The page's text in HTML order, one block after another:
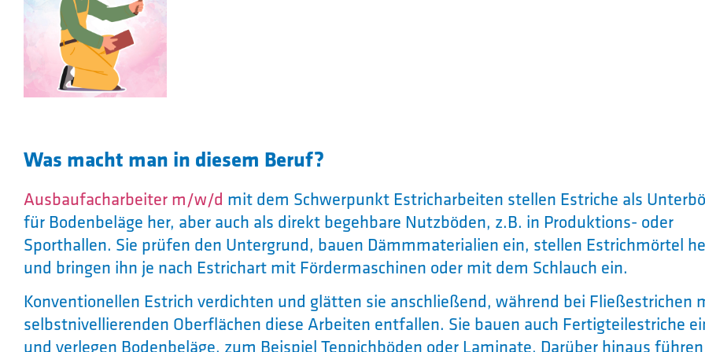
Was macht man in diesem Beruf?
Ausbaufacharbeiter m/w/d mit dem Schwerpunkt Estricharbeiten stellen Estriche als
für Bodenbeläge her, aber auch als direkt begehbare Nutzböden, z.B. in Produktions- oder
Sporthallen. Sie prüfen den Untergrund, bauen Dämmmaterialien ein, stellen Estrichmörtel
und bringen ihn je nach Estrichart mit Fördermaschinen oder mit dem Schlauch ein.
Konventionellen Estrich verdichten und glätten sie anschließend, während bei Fließestrichen
selbstnivellierenden Oberflächen diese Arbeiten entfallen. Sie bauen auch Fertigteilestriche
und verlegen Bodenbeläge, zum Beispiel Teppichböden oder Laminate. Darüber hinaus